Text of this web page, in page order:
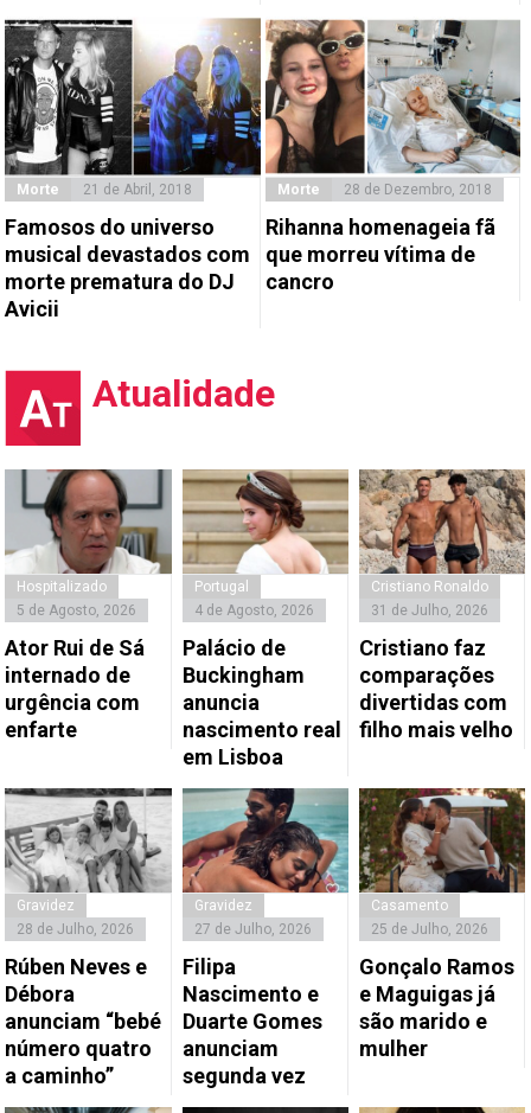
Morte 21 de Abril, 2018
Famosos do universo
musical devastados com
morte prematura do DJ
Avicii
Morte 28 de Dezembro, 2018
Rihanna homenageia fã
que morreu vítima de
cancro
Atualidade
Hospitalizado
5 de Agosto, 2026
Ator Rui de Sá
internado de
urgência com
enfarte
Portugal
4 de Agosto, 2026
Palácio de
Buckingham
anuncia
nascimento real
em Lisboa
Cristiano Ronaldo
31 de Julho, 2026
Cristiano faz
comparações
divertidas com
filho mais velho
Gravidez
28 de Julho, 2026
Rúben Neves e
Débora
anunciam “bebé
número quatro
a caminho”
Gravidez
27 de Julho, 2026
Filipa
Nascimento e
Duarte Gomes
anunciam
segunda vez
Casamento
25 de Julho, 2026
Gonçalo Ramos
e Maguigas já
são marido e
mulher